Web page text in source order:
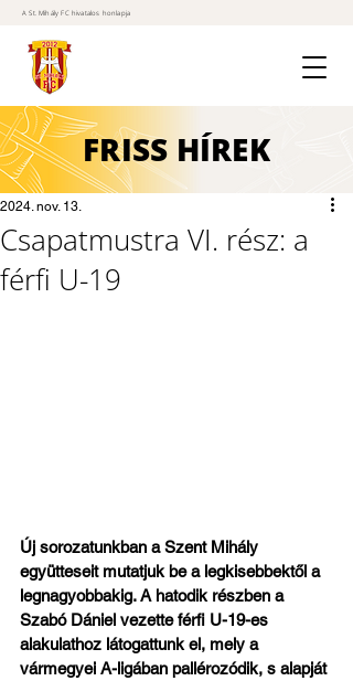
A St. Mihály FC hivatalos honlapja
FRISS HÍREK
Csapatmustra VI. rész: a
férfi U-19
2024. nov. 13.
Új sorozatunkban a Szent Mihály
együtteseit mutatjuk be a legkisebbektől a
legnagyobbakig. A hatodik részben a
Szabó Dániel vezette férfi U-19-es
alakulathoz látogattunk el, mely a
vármegyei A-ligában pallérozódik, s alapját